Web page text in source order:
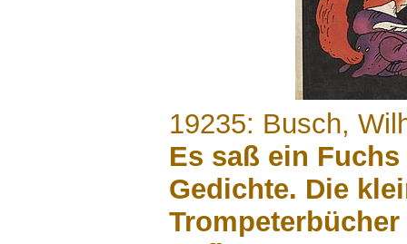
19235: Busch,
Es saß ein
Gedichte. Die
Trompeterbücher